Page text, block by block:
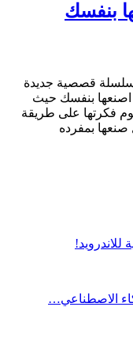
بنفسك
قصصية جديدة
بنفسك حيث
فكرتها على طريقة
صنعها بمفرده